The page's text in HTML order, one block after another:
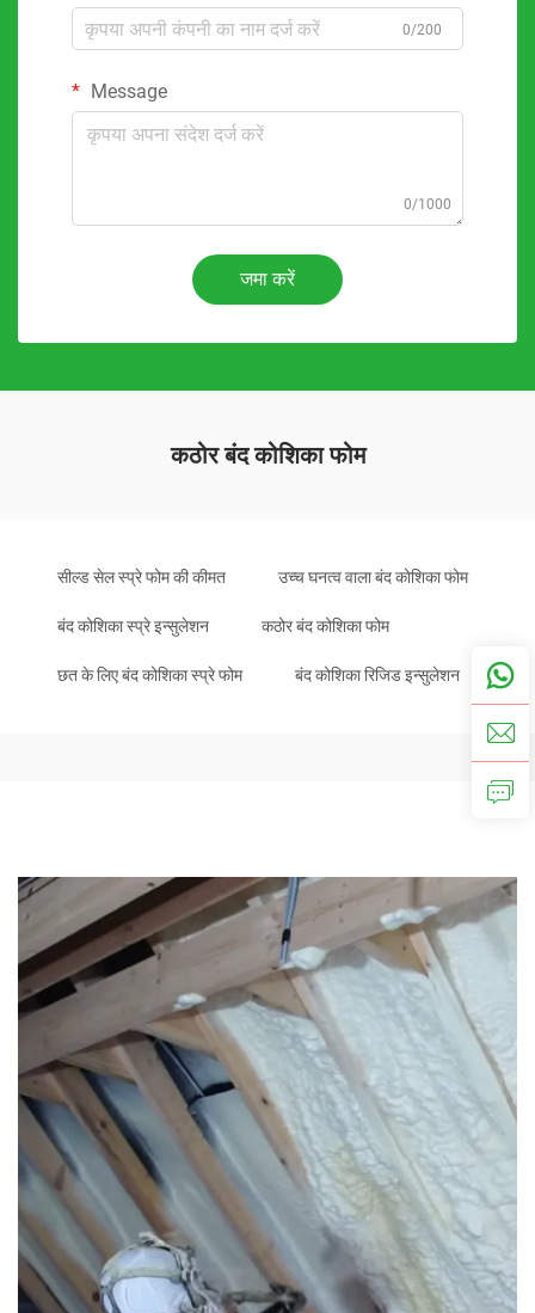
0/200
Message
0/1000
जमा करें
कठोर बंद कोशिका फोम
सील्ड सेल स्प्रे फोम की कीमत उच्च घनत्व वाला बंद कोशिका फोम
बंद कोशिका स्प्रे इन्सुलेशन कठोर बंद कोशिका फोम
छत के लिए बंद कोशिका स्प्रे फोम बंद कोशिका रिजिड इन्सुलेशन